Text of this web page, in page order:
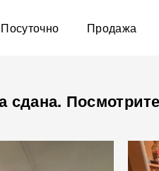
Посуточно Продажа
сдана.